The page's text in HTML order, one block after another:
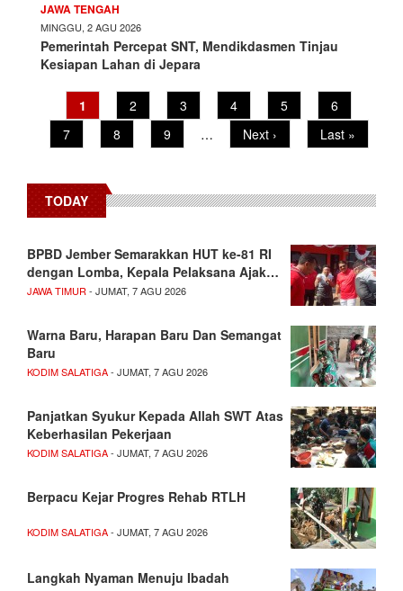
JAWA TENGAH
MINGGU, 2 AGU 2026
Pemerintah Percepat SNT, Mendikdasmen Tinjau
Kesiapan Lahan di Jepara
PaginationCurrent
page
1 Page
2 Page
3 Page
4 Page
5 Page
6
Page
7 Page
8 Page
9 …
Next
page
Next ›
Last
page
Last »
TODAY
BPBD Jember Semarakkan HUT ke-81 RI
dengan Lomba, Kepala Pelaksana Ajak…
JAWA TIMUR - JUMAT, 7 AGU 2026
Warna Baru, Harapan Baru Dan Semangat
Baru
KODIM SALATIGA- JUMAT, 7 AGU 2026
Panjatkan Syukur Kepada Allah SWT Atas
Keberhasilan Pekerjaan
KODIM SALATIGA- JUMAT, 7 AGU 2026
Berpacu Kejar Progres Rehab RTLH
KODIM SALATIGA- JUMAT, 7 AGU 2026
Langkah Nyaman Menuju Ibadah